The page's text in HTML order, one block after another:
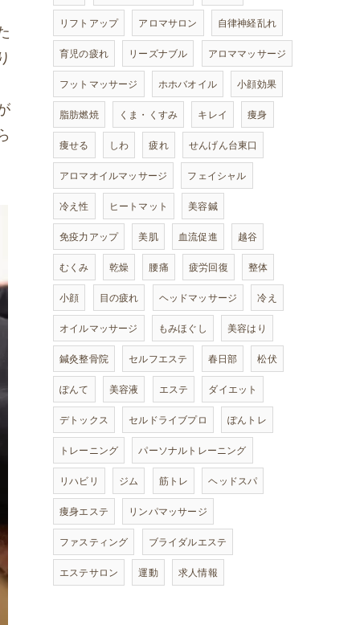
リフトアップ アロマサロン 自律神経乱れ
育児の疲れ リーズナブル アロママッサージ
フットマッサージ ホホバオイル 小顔効果
脂肪燃焼 くま・くすみ キレイ 痩身
痩せる しわ 疲れ せんげん台東口
アロマオイルマッサージ フェイシャル
冷え性 ヒートマット 美容鍼
免疫力アップ 美肌 血流促進 越谷
むくみ 乾燥 腰痛 疲労回復 整体
小顔 目の疲れ ヘッドマッサージ 冷え
オイルマッサージ もみほぐし 美容はり
鍼灸整骨院 セルフエステ 春日部 松伏
ぽんて 美容液 エステ ダイエット
デトックス セルドライブプロ ぽんトレ
トレーニング パーソナルトレーニング
リハビリ ジム 筋トレ ヘッドスパ
痩身エステ リンパマッサージ
ファスティング ブライダルエステ
エステサロン 運動 求人情報